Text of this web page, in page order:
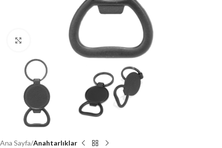
Click to enlarge
Ana Sayfa Anahtarlıklar